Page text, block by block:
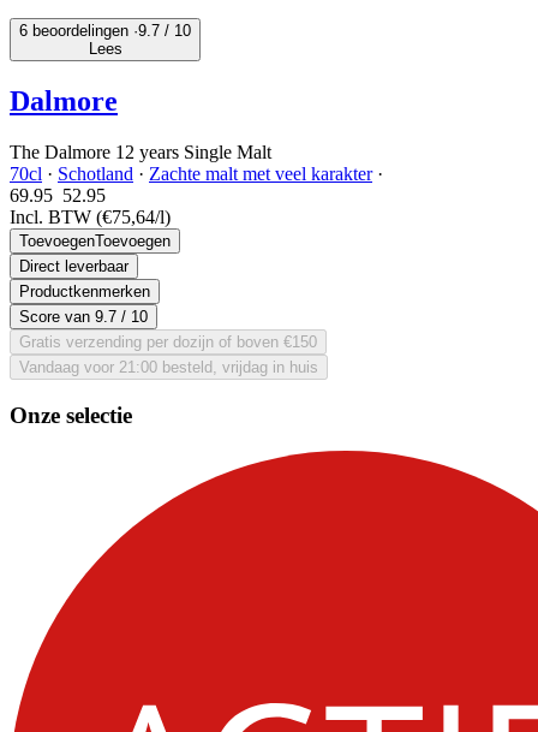
6 beoordelingen ·9.7 / 10
Lees
Dalmore
The Dalmore 12 years Single Malt
70cl · Schotland · Zachte malt met veel karakter·
69.95 52.95
Incl. BTW (€75,64/l)
ToevoegenToevoegen
Direct leverbaar
Productkenmerken
Score van 9.7 / 10
Gratis verzending per dozijn of boven €150
Vandaag voor 21:00 besteld, vrijdag in huis
Onze selectie